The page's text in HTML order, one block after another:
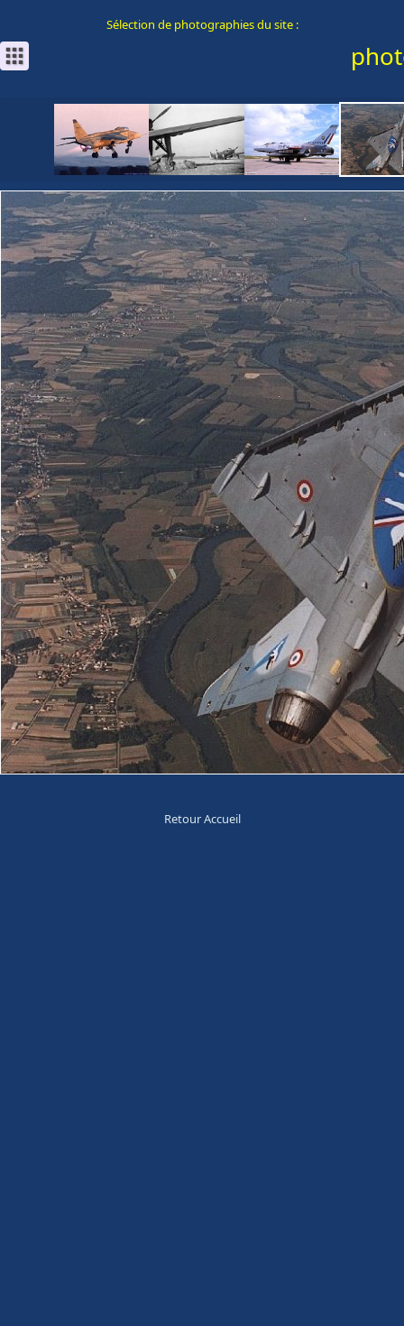
Sélection de photographies du site :
Retour Accueil